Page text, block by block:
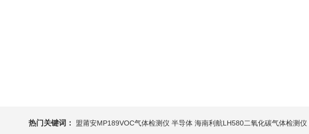
热门关键词： 盟莆安MP189VOC气体检测仪 半导体 海南利航LH580二氧化碳气体检测仪